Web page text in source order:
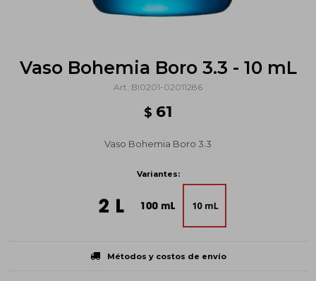
Vaso Bohemia Boro 3.3 - 10 mL
BI0201-02011286
$ 61
Vaso Bohemia Boro 3.3
Variantes:
Métodos y costos de envío